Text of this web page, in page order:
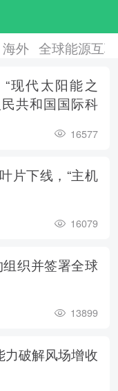
海外 全球能源互
现代太阳能之
共和国国际科
16577
片下线，“主机
16079
织并签署全球
13899
力破解风场增收